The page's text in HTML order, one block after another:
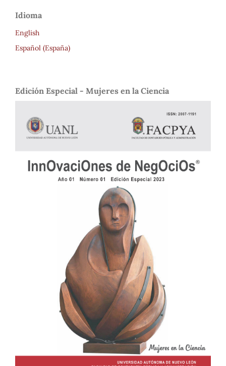
Idioma
English
Español (España)
Edición Especial - Mujeres en la Ciencia